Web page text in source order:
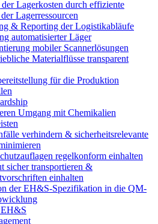
der Lagerkosten durch effiziente
Lagerressourcen
& Reporting der Logistikabläufe
automatisierter Läger
mobiler Scannerlösungen
Materialflüsse transparent
für die Produktion
Umgang mit Chemikalien
verhindern & sicherheitsrelevante
regelkonform einhalten
sicher transportieren &
einhalten
der EH&S-Spezifikation in die QM-